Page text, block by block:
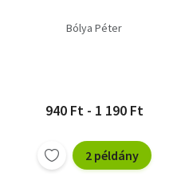
Bólya Péter
940 Ft - 1 190 Ft
2 példány